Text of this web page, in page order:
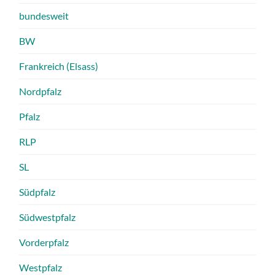
bundesweit
BW
Frankreich (Elsass)
Nordpfalz
Pfalz
RLP
SL
Südpfalz
Südwestpfalz
Vorderpfalz
Westpfalz